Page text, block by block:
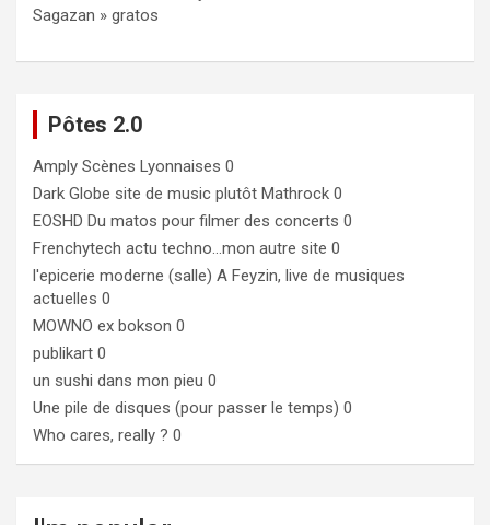
Sagazan » gratos
Pôtes 2.0
Amply Scènes Lyonnaises 0
Dark Globe site de music plutôt Mathrock 0
EOSHD Du matos pour filmer des concerts 0
Frenchytech actu techno…mon autre site 0
l'epicerie moderne (salle) A Feyzin, live de musiques
actuelles 0
MOWNO ex bokson 0
publikart 0
un sushi dans mon pieu 0
Une pile de disques (pour passer le temps) 0
Who cares, really ? 0